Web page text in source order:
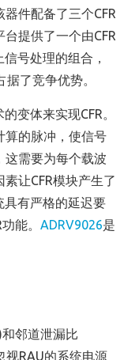
件配备了三个CFR
提供了一个由CFR
号处理的组合，
了竞争优势。
变体来实现CFR。
算的脉冲，使信号
这需要为每个载波
让CFR模块产生了
具有严格的延迟要
能。 ADRV9026是
邻道泄漏比
视RAU的系统电源